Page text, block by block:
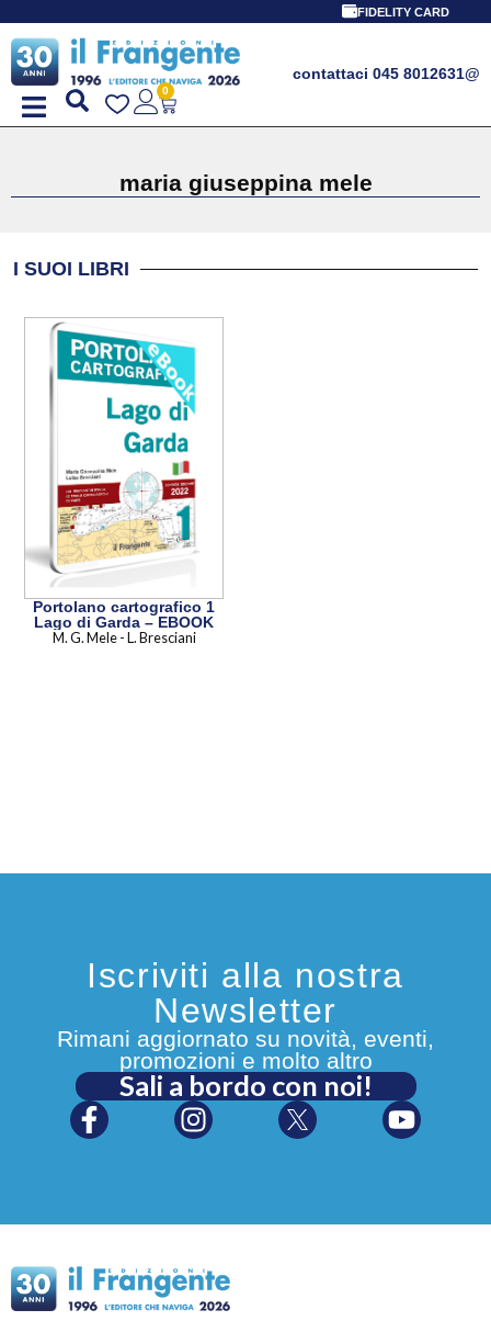
FIDELITY CARD
contattaci 045 8012631@
0
maria giuseppina mele
I SUOI LIBRI
Portolano cartografico 1
Lago di Garda – EBOOK
M. G. Mele - L. Bresciani
Iscriviti alla nostra
Newsletter
Rimani aggiornato su novità, eventi,
promozioni e molto altro
Sali a bordo con noi!